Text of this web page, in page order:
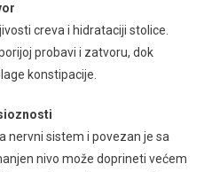
creva i hidrataciji stolice.
probavi i zatvoru, dok
konstipacije.
nervni sistem i povezan je sa
nivo može doprineti većem